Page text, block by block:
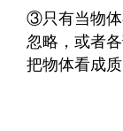
③只有当物体
忽略，或者
把物体看成质